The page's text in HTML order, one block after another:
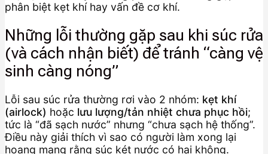
phân biệt kẹt khí hay vấn đề cơ khí.
Những lỗi thường gặp sau khi súc rửa
(và cách nhận biết) để tránh “càng vệ
sinh càng nóng”
Lỗi sau súc rửa thường rơi vào 2 nhóm: kẹt khí
(airlock) hoặc lưu lượng/tản nhiệt chưa phục hồi;
tức là “đã sạch nước” nhưng “chưa sạch hệ thống”.
Điều này giải thích vì sao có người làm xong lại
hoang mang rằng súc két nước có hại không.